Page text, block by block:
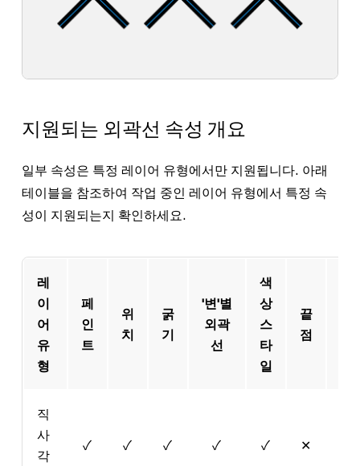
지원되는 외곽선 속성 개요
일부 속성은 특정 레이어 유형에서만 지원됩니다. 아래
테이블을 참조하여 작업 중인 레이어 유형에서 특정 속
성이 지원되는지 확인하세요.
레
이
어
유
형
페
인
트
위
치
굵
기
'변'별
외곽
선
색
상
스
타
일
끝
점
직
사
각
✓ ✓ ✓ ✓ ✓ ✕